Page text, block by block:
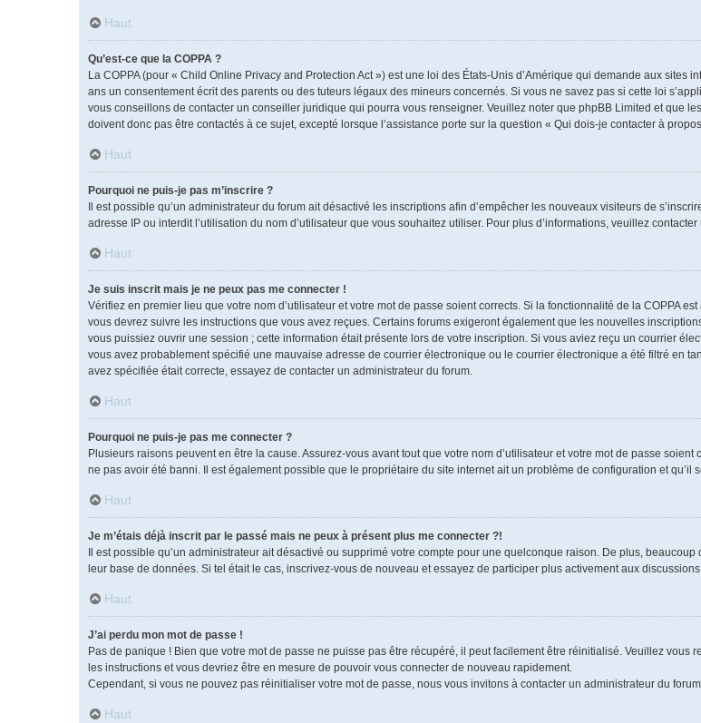
Haut
Qu’est-ce que la COPPA ?
La COPPA (pour « Child Online Privacy and Protection Act ») est une loi des États-Unis d’Amérique qui demande aux
ans un consentement écrit des parents ou des tuteurs légaux des mineurs concernés. Si vous ne savez pas si cette loi
vous conseillons de contacter un conseiller juridique qui pourra vous renseigner. Veuillez noter que phpBB Limited et que
doivent donc pas être contactés à ce sujet, excepté lorsque l’assistance porte sur la question « Qui dois-je contacter à
Haut
Pourquoi ne puis-je pas m’inscrire ?
Il est possible qu’un administrateur du forum ait désactivé les inscriptions afin d’empêcher les nouveaux visiteurs de
adresse IP ou interdit l’utilisation du nom d’utilisateur que vous souhaitez utiliser. Pour plus d’informations, veuillez
Haut
Je suis inscrit mais je ne peux pas me connecter !
Vérifiez en premier lieu que votre nom d’utilisateur et votre mot de passe soient corrects. Si la fonctionnalité de la COPPA
vous devrez suivre les instructions que vous avez reçues. Certains forums exigeront également que les nouvelles
vous puissiez ouvrir une session ; cette information était présente lors de votre inscription. Si vous aviez reçu un courrier
vous avez probablement spécifié une mauvaise adresse de courrier électronique ou le courrier électronique a été filtré en
avez spécifiée était correcte, essayez de contacter un administrateur du forum.
Haut
Pourquoi ne puis-je pas me connecter ?
Plusieurs raisons peuvent en être la cause. Assurez-vous avant tout que votre nom d’utilisateur et votre mot de passe
ne pas avoir été banni. Il est également possible que le propriétaire du site internet ait un problème de configuration et qu’il
Haut
Je m’étais déjà inscrit par le passé mais ne peux à présent plus me connecter ?!
Il est possible qu’un administrateur ait désactivé ou supprimé votre compte pour une quelconque raison. De plus,
leur base de données. Si tel était le cas, inscrivez-vous de nouveau et essayez de participer plus activement aux
Haut
J’ai perdu mon mot de passe !
Pas de panique ! Bien que votre mot de passe ne puisse pas être récupéré, il peut facilement être réinitialisé. Veuillez
les instructions et vous devriez être en mesure de pouvoir vous connecter de nouveau rapidement.
Cependant, si vous ne pouvez pas réinitialiser votre mot de passe, nous vous invitons à contacter un administrateur du
Haut